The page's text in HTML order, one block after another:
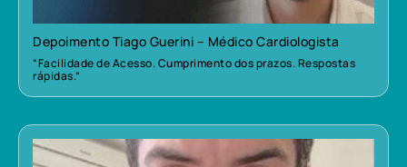
Depoimento Tiago Guerini – Médico Cardiologista
“Facilidade de Acesso. Cumprimento dos prazos. Respostas
rápidas.”